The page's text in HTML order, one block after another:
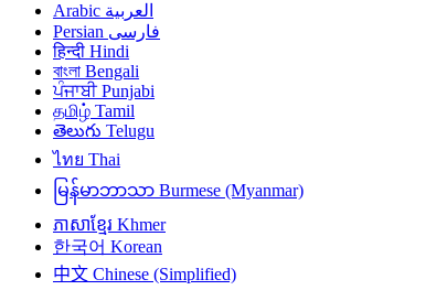
العربية Arabic
فارسی Persian
हिन्दी Hindi
বাংলা Bengali
ਪੰਜਾਬੀ Punjabi
தமிழ் Tamil
తెలుగు Telugu
ไทย Thai
မြန်မာဘာသာ Burmese (Myanmar)
ភាសាខ្មែរ Khmer
한국어 Korean
中文 Chinese (Simplified)